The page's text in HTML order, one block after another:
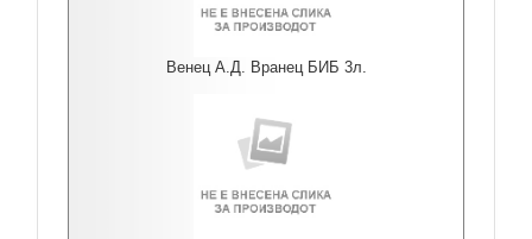
Венец А.Д. Вранец БИБ 3л.